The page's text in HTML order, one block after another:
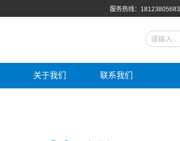
服务热线：18123805683
关于我们 联系我们